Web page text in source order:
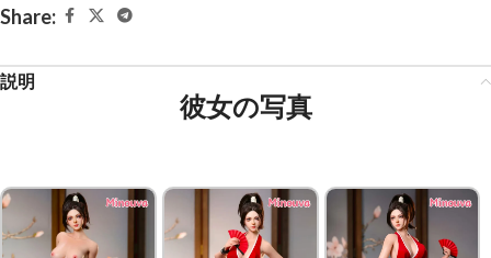
Share:
説明
彼女の写真